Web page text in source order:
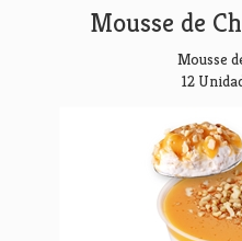
Mousse de
Mousse
12